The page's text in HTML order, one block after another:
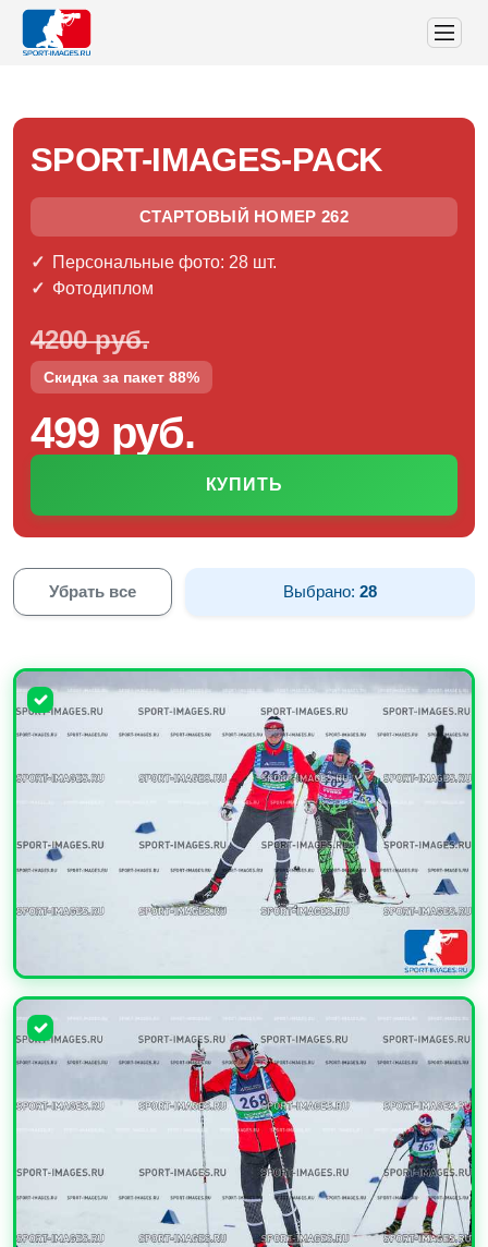
SPORT-IMAGES-PACK
СТАРТОВЫЙ НОМЕР 262
Персональные фото: 28 шт.
Фотодиплом
4200 руб.
Скидка за пакет 88%
499 руб.
КУПИТЬ
Убрать все Выбрано:28
УВЕЛИЧИТЬ